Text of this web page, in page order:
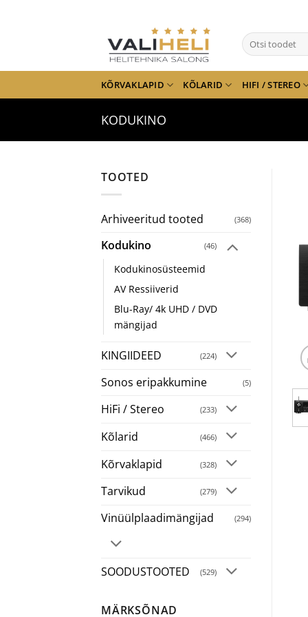
Otsi:
KÕRVAKLAPID KÕLARID HIFI / STEREO
KODUKINO
TOOTED
Arhiveeritud tooted (368)
Kodukino (46)
Kodukinosüsteemid
AV Ressiiverid
Blu-Ray/ 4k UHD / DVD
mängijad
KINGIIDEED (224)
Sonos eripakkumine (5)
HiFi / Stereo (233)
Kõlarid (466)
Kõrvaklapid (328)
Tarvikud (279)
Vinüülplaadimängijad (294)
SOODUSTOOTED (529)
MÄRKSÕNAD